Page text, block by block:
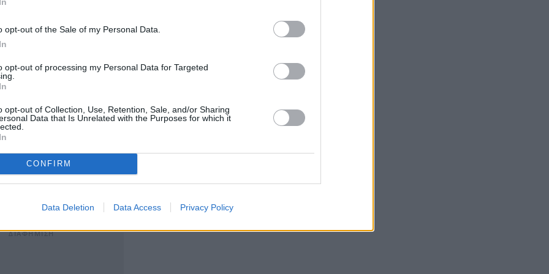
opt-out of the Sale of my Personal Data.
opt-out of processing my Personal Data for Targeted
opt-out of Collection, Use, Retention, Sale, and/or Sharing
Data that Is Unrelated with the Purposes for which it
CONFIRM
Data Deletion Data Access Privacy Policy
μεταβλητότητα θα αυξηθεί και οι διακυμάνσεις θα
"καλών" και "κακών" νέων , που θα
κλιμάκωση της κρίσης.
αποτυπώνεται σήμερα σε ολα τα χρηματιστηριακά
CAC40 χάνουν περίπου 2,15%, ο FT-100 του Λονδίνου
Ζυρίχη έχουν περιοριστεί σε -1,15%. Στη Wall
στο -0,80%, ενώ ο Nasdaq χάνει 0,65%.